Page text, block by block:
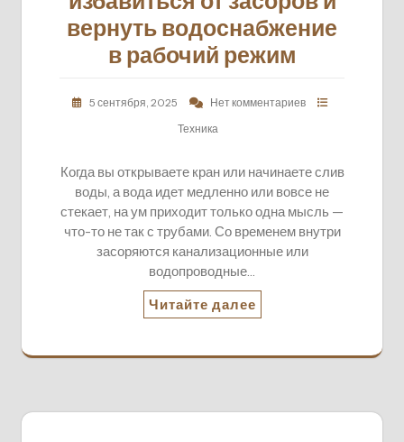
вернуть водоснабжение
в рабочий режим
5 сентября, 2025
Нет комментариев
Техника
Когда вы открываете кран или начинаете слив
воды, а вода идет медленно или вовсе не
стекает, на ум приходит только одна мысль —
что-то не так с трубами. Со временем внутри
засоряются канализационные или
водопроводные…
Читайте далее